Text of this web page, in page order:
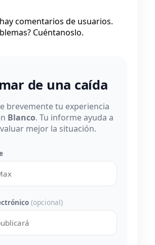
comentarios de usuarios.
Cuéntanoslo.
de una caída
brevemente tu experiencia
Blanco. Tu informe ayuda a
mejor la situación.
(opcional)